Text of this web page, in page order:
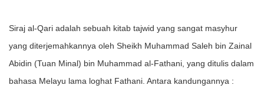
Siraj al-Qari adalah sebuah kitab tajwid yang sangat masyhur
yang diterjemahkannya oleh Sheikh Muhammad Saleh bin Zainal
Abidin (Tuan Minal) bin Muhammad al-Fathani, yang ditulis dalam
bahasa Melayu lama loghat Fathani. Antara kandungannya :